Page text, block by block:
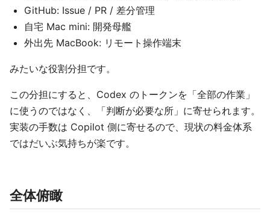
GitHub: Issue / PR / 差分管理
自宅 Mac mini: 開発母艦
外出先 MacBook: リモート操作端末
みたいな役割分担です。
この分担にすると、Codex のトークンを「全部の作業」
に使うのではなく、「判断が必要な所」に寄せられます。
実装の手数は Copilot 側に寄せるので、現状の料金体系
ではだいぶ気持ちが楽です。
全体俯瞰